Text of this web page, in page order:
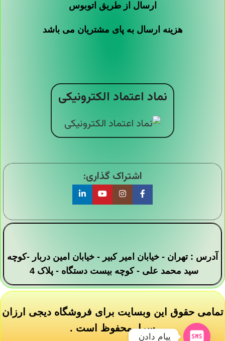
ارسال از طریق اتوبوس
هزینه ارسال به پای مشتریان می باشد
نماد اعتماد الکترونیکی
اشتراک گذاری:
آدرس : تهران - خیابان امیر کبیر - خیابان امین دربار -کوچه
سید محمد علی - کوچه بیست دستگاه - پلاک 4
تمامی حقوق این وبسایت برای فروشگاه دیجی ارزان
سرا محفوظ است .
پیام دادن